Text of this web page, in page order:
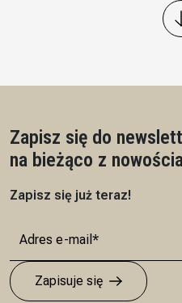
Wysyłka:
Zapisz się do
na bieżąco z
Zapisz się już teraz!
Zapisuje się